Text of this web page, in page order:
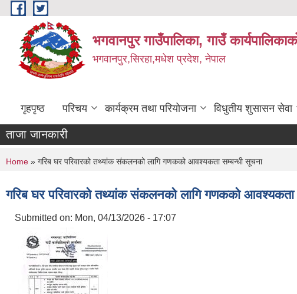
Skip to main content
भगवानपुर गाउँपालिका, गाउँ
भगवानपुर,सिरहा,मधेश प्रदेश, नेपाल
गृहपृष्ठ परिचय कार्यक्रम तथा परियोजना विधुतीय शुसासन सेवा
ताजा जानकारी
You are here
Home » गरिब घर परिवारको तथ्यांक संकलनको लागि गणकको आवश्यकता सम्बन्धी सूचना
गरिब घर परिवारको तथ्यांक संकलनको लागि गणकको आवश्यकता
Submitted on: Mon, 04/13/2026 - 17:07